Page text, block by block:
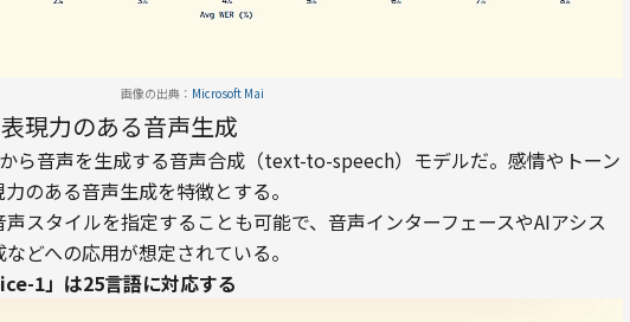
画像の出典： Microsoft Mai
現力のある音声生成
ら音声を生成する音声合成（text-to-speech）モデルだ。感情やトーン
のある音声生成を特徴とする。
スタイルを指定することも可能で、音声インターフェースやAIアシス
どへの応用が想定されている。
1」は25言語に対応する